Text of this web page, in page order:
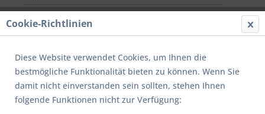
Cookie-Richtlinien
Diese Website verwendet Cookies, um Ihnen die
bestmögliche Funktionalität bieten zu können. Wenn Sie
damit nicht einverstanden sein sollten, stehen Ihnen
folgende Funktionen nicht zur Verfügung: